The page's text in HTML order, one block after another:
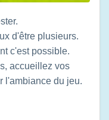
d'être plusieurs.
c'est possible.
accueillez vos
l'ambiance du jeu.